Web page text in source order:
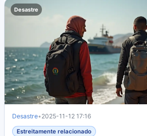
Desastre
Desastre• 2025-11-12 17:16
Estreitamente relacionado